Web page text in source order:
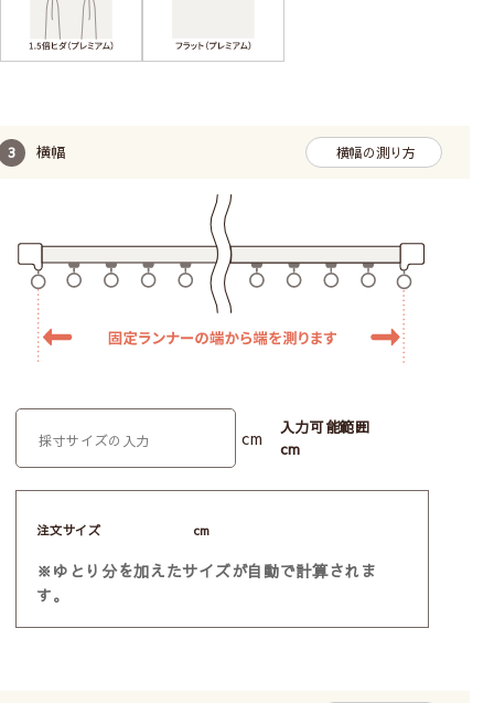
横幅 横幅の測り方
cm
入力可能範囲
cm
注文サイズ cm
※ゆとり分を加えたサイズが自動で計算されま
す。